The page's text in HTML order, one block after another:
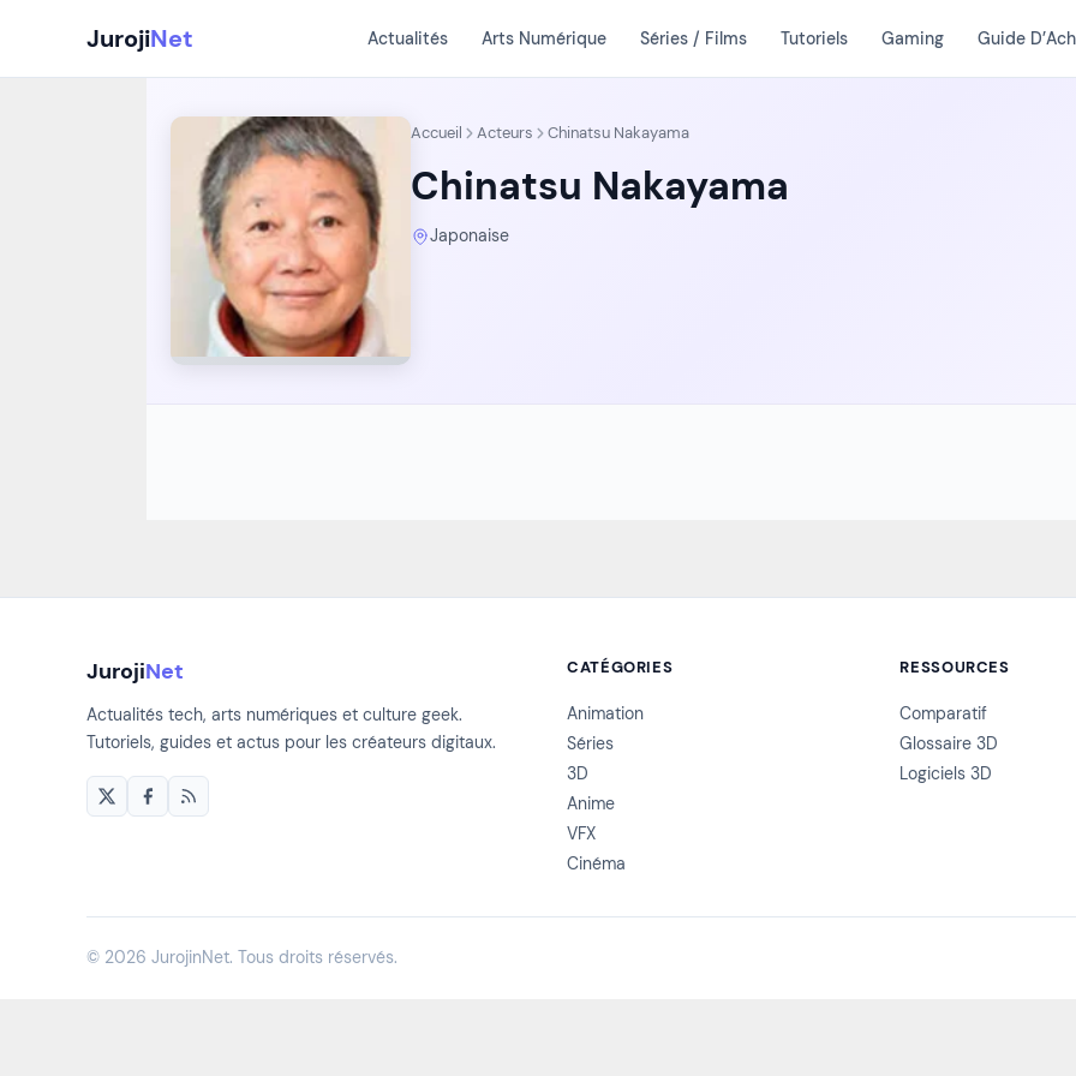
contenu
JurojiNet Actualités Arts Numérique Séries / Films Tutoriels Gaming Guide
Accueil Acteurs Chinatsu Nakayama
Chinatsu Nakayama
Japonaise
JurojiNet
Actualités tech, arts numériques et culture geek.
Tutoriels, guides et actus pour les créateurs digitaux.
CATÉGORIES
Animation
Séries
3D
Anime
VFX
Cinéma
RESSOURCES
Comparatif
Glossaire 3D
Logiciels 3D
© 2026 JurojinNet. Tous droits réservés.